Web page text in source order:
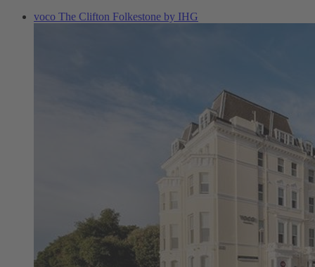
voco The Clifton Folkestone by IHG